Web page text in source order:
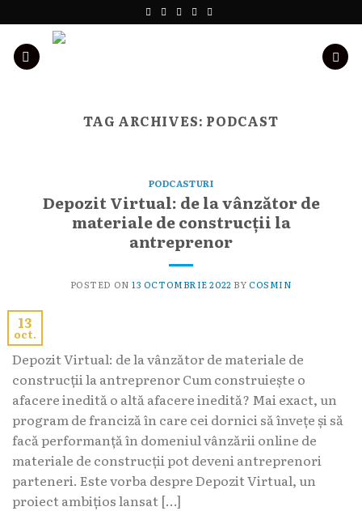
to
content
TAG ARCHIVES: PODCAST
PODCASTURI
Depozit Virtual: de la vânzător de
materiale de construcții la
antreprenor
POSTED ON13 OCTOMBRIE 2022 BYCOSMIN
13
oct.
Depozit Virtual: de la vânzător de materiale de
construcții la antreprenor Cum construiește o
afacere inedită o altă afacere inedită? Mai exact, un
program de franciză în care cei dornici să învețe și să
facă performanță în domeniul vânzării online de
materiale de construcții pot deveni antreprenori
parteneri. Este vorba despre Depozit Virtual, un
proiect ambițios lansat […]